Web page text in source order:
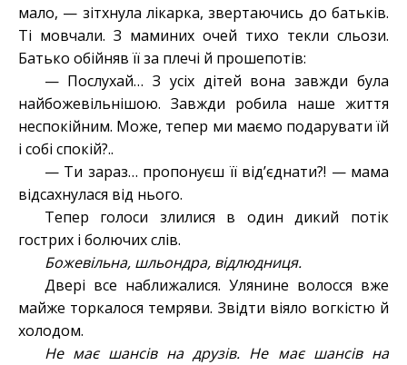
мало, — зітхнула лікарка, звертаючись до батьків.
Ті мовчали. З маминих очей тихо текли сльози.
Батько обійняв її за плечі й прошепотів:
— Послухай… З усіх дітей вона завжди була
найбожевільнішою. Завжди робила наше життя
неспокійним. Може, тепер ми маємо подарувати їй
і собі спокій?..
— Ти зараз… пропонуєш її від’єднати?! — мама
відсахнулася від нього.
Тепер голоси злилися в один дикий потік
гострих і болючих слів.
Божевільна, шльондра, відлюдниця.
Двері все наближалися. Улянине волосся вже
майже торкалося темряви. Звідти віяло вогкістю й
холодом.
Не має шансів на друзів. Не має шансів на